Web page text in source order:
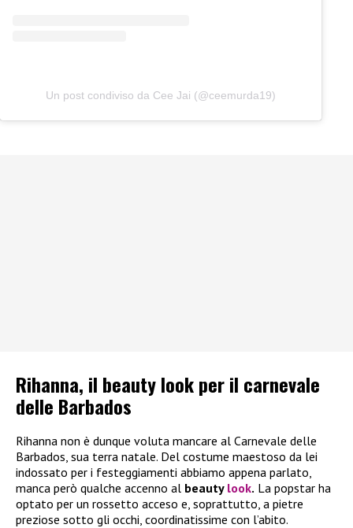
Un post condiviso da Cee Jai (@ceemurda19)
Rihanna, il beauty look per il carnevale
delle Barbados
Rihanna non è dunque voluta mancare al Carnevale delle
Barbados, sua terra natale. Del costume maestoso da lei
indossato per i festeggiamenti abbiamo appena parlato,
manca però qualche accenno al beauty look. La popstar ha
optato per un rossetto acceso e, soprattutto, a pietre
preziose sotto gli occhi, coordinatissime con l’abito.